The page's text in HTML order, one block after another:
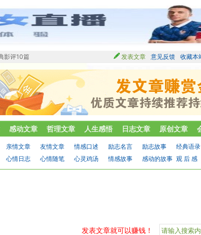
影评10篇 发表文章 意见反馈 收藏本
感动文章 哲理文章 人生感悟 日志文章 原创文章
亲情文章 友情文章 情感口述 励志名言 励志故事 经典语录
心情日志 心情随笔 心灵鸡汤 情感故事 感动的故事 观 后 感
发表文章就可以赚钱！